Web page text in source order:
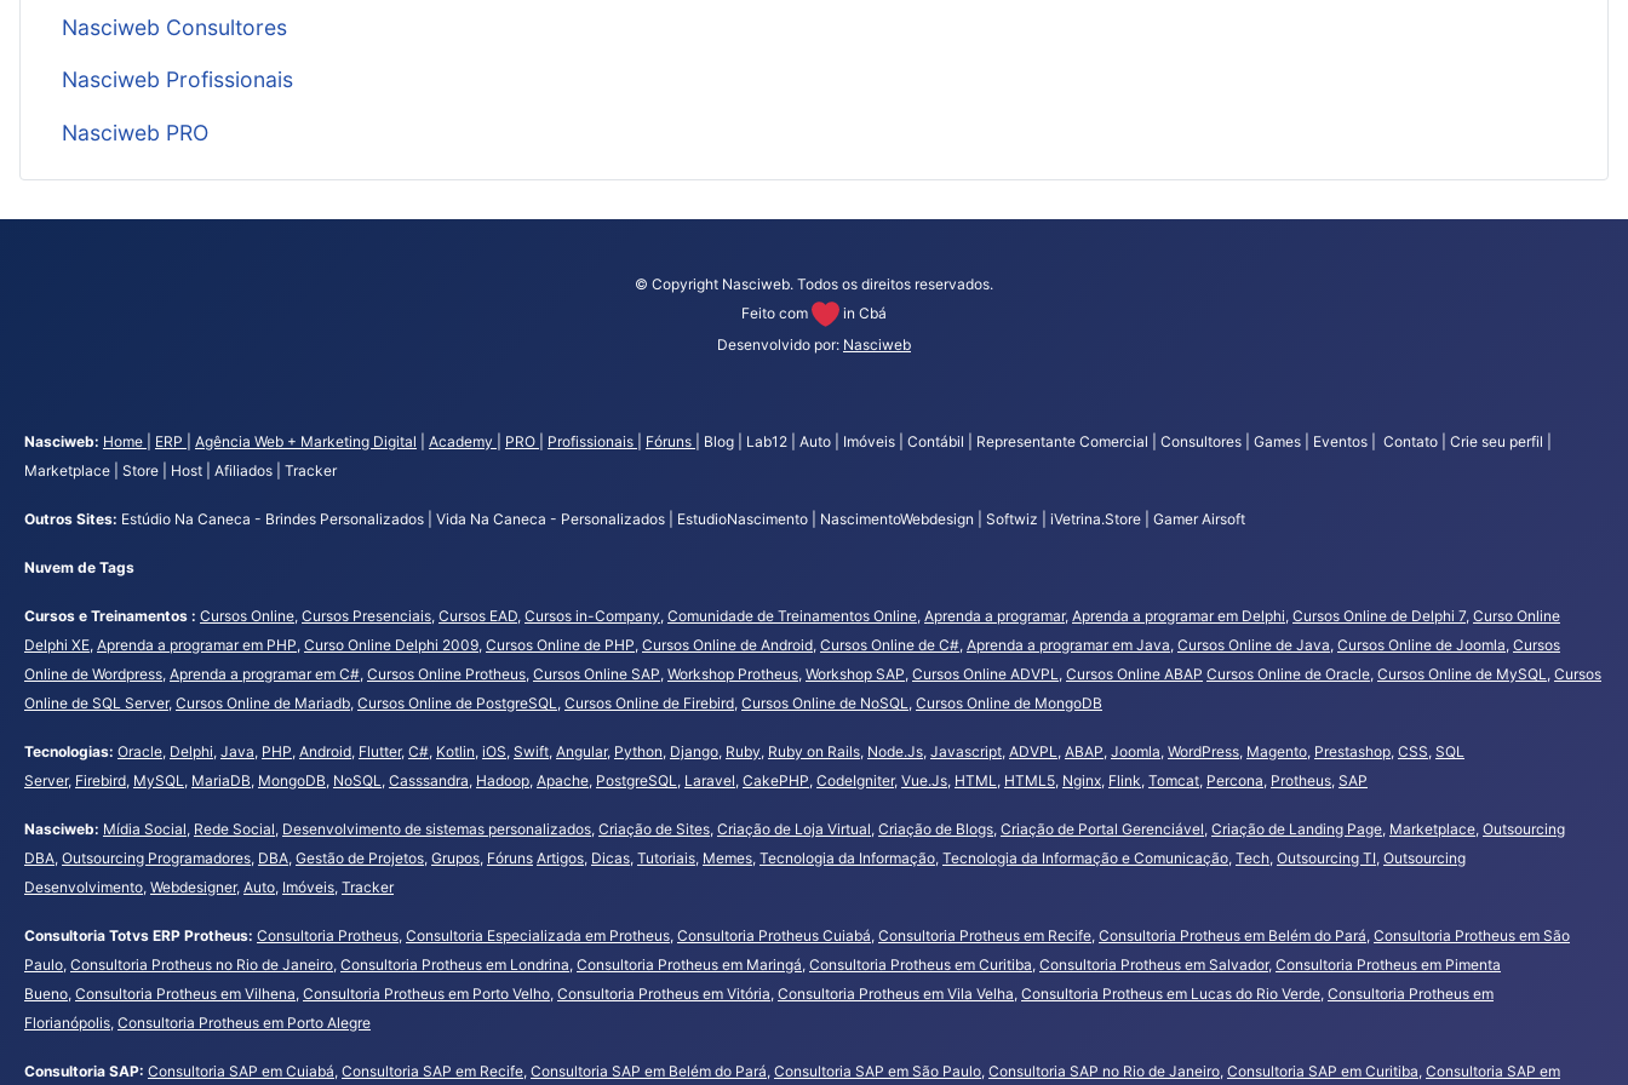
Nasciweb Consultores
Nasciweb Profissionais
Nasciweb PRO
© Copyright Nasciweb. Todos os direitos reservados.
Feito com
in Cbá
Desenvolvido por: Nasciweb
Nasciweb: Home ERP Agência Web + Marketing Digital Academy PRO Profissionais Fóruns
| Blog | Lab12 | Auto | Imóveis | Contábil | Representante Comercial | Consultores | Games | Eventos | Contato | Crie seu perfil |
Marketplace | Store | Host | Afiliados | Tracker
Outros Sites: Estúdio Na Caneca - Brindes Personalizados | Vida Na Caneca - Personalizados | EstudioNascimento | NascimentoWebdesign | Softwiz | iVetrina.Store | Gamer Airsoft
Nuvem de Tags
Cursos e Treinamentos : Cursos Online, Cursos Presenciais, Cursos EAD, Cursos in-Company, Comunidade de Treinamentos Online, Aprenda a programar, Aprenda a programar em Delphi, Cursos Online de Delphi 7, Curso Online
Delphi XE, Aprenda a programar em PHP, Curso Online Delphi 2009, Cursos Online de PHP, Cursos Online de Android, Cursos Online de C#, Aprenda a programar em Java, Cursos Online de Java, Cursos Online de Joomla, Cursos
Online de Wordpress, Aprenda a programar em C#, Cursos Online Protheus, Cursos Online SAP, Workshop Protheus, Workshop SAP, Cursos Online ADVPL, Cursos Online ABAP Cursos Online de Oracle, Cursos Online de MySQL, Cursos
Online de SQL Server, Cursos Online de Mariadb, Cursos Online de PostgreSQL, Cursos Online de Firebird, Cursos Online de NoSQL, Cursos Online de MongoDB
Tecnologias: Oracle, Delphi, Java, PHP, Android, Flutter, C#, Kotlin, iOS, Swift, Angular, Python, Django, Ruby, Ruby on Rails, Node.Js, Javascript, ADVPL, ABAP, Joomla, WordPress, Magento, Prestashop, CSS, SQL
Server, Firebird, MySQL, MariaDB, MongoDB, NoSQL, Casssandra, Hadoop, Apache, PostgreSQL, Laravel, CakePHP, CodeIgniter, Vue.Js, HTML, HTML5, Nginx, Flink, Tomcat, Percona, Protheus, SAP
Nasciweb: Mídia Social, Rede Social, Desenvolvimento de sistemas personalizados, Criação de Sites, Criação de Loja Virtual, Criação de Blogs, Criação de Portal Gerenciável, Criação de Landing Page, Marketplace, Outsourcing
DBA, Outsourcing Programadores, DBA, Gestão de Projetos, Grupos, Fóruns Artigos, Dicas, Tutoriais, Memes, Tecnologia da Informação, Tecnologia da Informação e Comunicação, Tech, Outsourcing TI, Outsourcing
Desenvolvimento, Webdesigner, Auto, Imóveis, Tracker
Consultoria Totvs ERP Protheus: Consultoria Protheus, Consultoria Especializada em Protheus, Consultoria Protheus Cuiabá, Consultoria Protheus em Recife, Consultoria Protheus em Belém do Pará, Consultoria Protheus em São
Paulo, Consultoria Protheus no Rio de Janeiro, Consultoria Protheus em Londrina, Consultoria Protheus em Maringá, Consultoria Protheus em Curitiba, Consultoria Protheus em Salvador, Consultoria Protheus em Pimenta
Bueno, Consultoria Protheus em Vilhena, Consultoria Protheus em Porto Velho, Consultoria Protheus em Vitória, Consultoria Protheus em Vila Velha, Consultoria Protheus em Lucas do Rio Verde, Consultoria Protheus em
Florianópolis, Consultoria Protheus em Porto Alegre
Consultoria SAP: Consultoria SAP em Cuiabá, Consultoria SAP em Recife, Consultoria SAP em Belém do Pará, Consultoria SAP em São Paulo, Consultoria SAP no Rio de Janeiro, Consultoria SAP em Curitiba, Consultoria SAP em